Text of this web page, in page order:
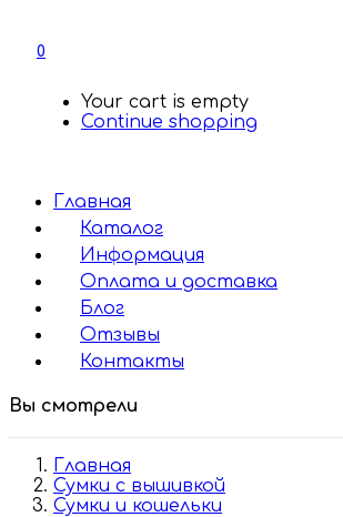
0
Your cart is empty
Continue shopping
Главная
Каталог
Информация
Оплата и доставка
Блог
Отзывы
Контакты
Вы смотрели
Главная
Сумки с вышивкой
Сумки и кошельки